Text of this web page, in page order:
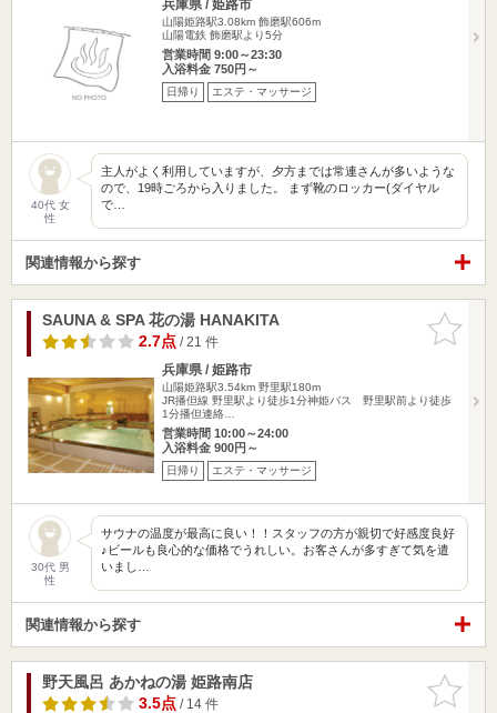
兵庫県 / 姫路市
山陽姫路駅3.08km 飾磨駅606m
山陽電鉄 飾磨駅より5分
営業時間 9:00～23:30
入浴料金 750円～
日帰り エステ・マッサージ
40代 女
性
主人がよく利用していますが、夕方までは常連さんが多いような
ので、19時ごろから入りました。 まず靴のロッカー(ダイヤル
で…
関連情報から探す
お気に入
りに追加
SAUNA & SPA 花の湯 HANAKITA
2.7点/ 21 件
兵庫県 / 姫路市
山陽姫路駅3.54km 野里駅180m
JR播但線 野里駅より徒歩1分神姫バス 野里駅前より徒歩
1分播但連絡…
営業時間 10:00～24:00
入浴料金 900円～
日帰り エステ・マッサージ
30代 男
性
サウナの温度が最高に良い！！スタッフの方が親切で好感度良好
♪ビールも良心的な価格でうれしい。お客さんが多すぎて気を遣
いまし…
関連情報から探す
お気に入
りに追加
野天風呂 あかねの湯 姫路南店
3.5点/ 14 件